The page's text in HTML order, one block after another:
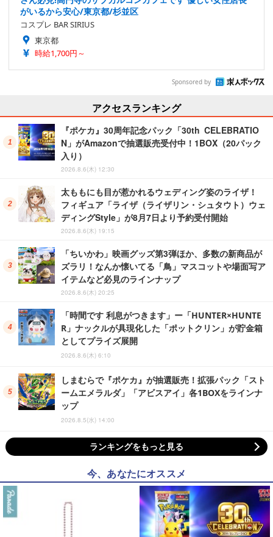
がいるから安心/東京都/杉並区
コスプレ BAR SIRIUS
東京都
時給1,700円～
Sponsored by
アクセスランキング
『ポケカ』30周年記念パック「30th CELEBRATIO
N」がAmazonで抽選販売受付中！1BOX（20パック
入り）
2026.8.6(木) 12:30
太ももにも目が惹かれるウェディング姿のライザ！
フィギュア「ライザ（ライザリン・シュタウト）ウェ
ディングStyle」が8月7日より予約受付開始
2026.8.6(木) 19:15
「ちいかわ」映画グッズ第3弾ほか、多数の新商品が
ズラリ！なんか懐いてる「鳥」マスコットや場面写ア
イテムなど必見のラインナップ
2026.8.6(木) 20:25
「時間です 利息がつきます」ー「HUNTER×HUNTE
R」ナックルが具現化した「ポットクリン」が貯金箱
としてプライズ展開
2026.8.6(木) 6:10
しまむらで『ポケカ』が抽選販売！拡張パック「スト
ームエメラルダ」「アビスアイ」各1BOXをラインナ
ップ
2026.8.5(水) 14:00
ランキングをもっと見る
今、あなたにオススメ